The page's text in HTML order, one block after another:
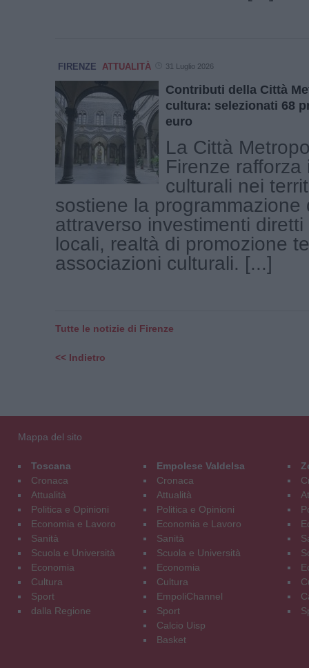
FIRENZE ATTUALITÀ 31 Luglio 2026
Contributi della Città
cultura: selezionati 68
euro
La Città
Firenze rafforza
culturali nei
sostiene la programmazione
attraverso investimenti
locali, realtà di promozione
associazioni culturali. [...]
Tutte le notizie di Firenze
<< Indietro
Mappa del sito
Toscana
Cronaca
Attualità
Politica e Opinioni
Economia e Lavoro
Sanità
Scuola e Università
Economia
Cultura
Sport
dalla Regione
Empolese Valdelsa
Cronaca
Attualità
Politica e Opinioni
Economia e Lavoro
Sanità
Scuola e Università
Economia
Cultura
EmpoliChannel
Sport
Calcio Uisp
Basket